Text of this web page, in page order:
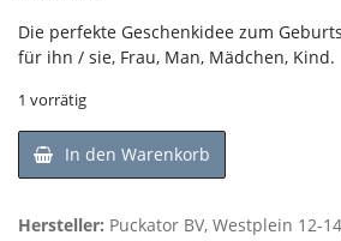
Die perfekte Geschenkidee zum
für ihn / sie, Frau, Man, Mädchen, Kind.
1 vorrätig
In den Warenkorb
Hersteller: Puckator BV, Westplein 12-